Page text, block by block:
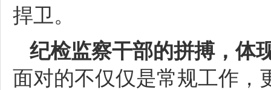
捍卫。
纪检监察干部的拼搏，体
面对的不仅仅是常规工作，